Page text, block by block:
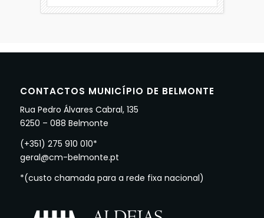
CONTACTOS MUNICÍPIO DE BELMONTE
Rua Pedro Álvares Cabral, 135
6250 – 088 Belmonte
(+351) 275 910 010*
geral@cm-belmonte.pt
*(custo chamada para a rede fixa nacional)